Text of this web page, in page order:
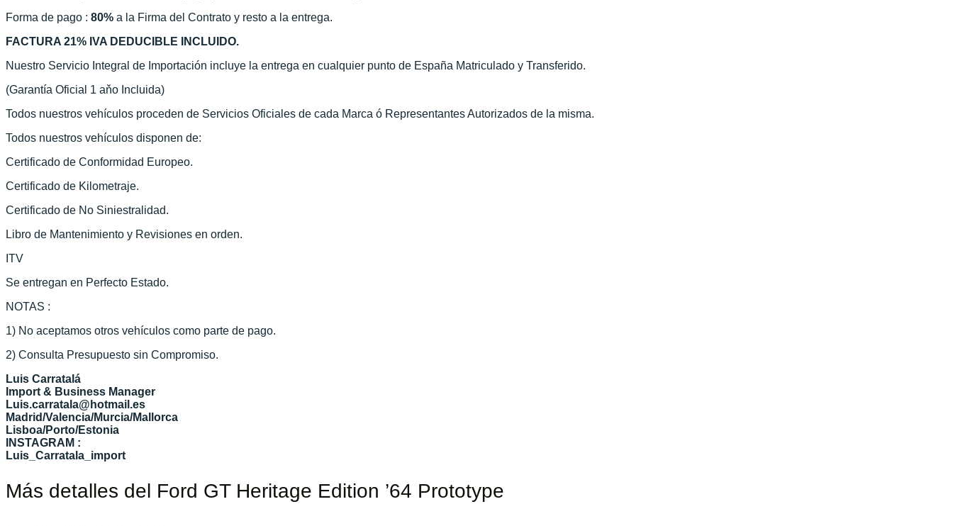
Forma de pago : 80% a la Firma del Contrato y resto a la entrega.
FACTURA 21% IVA DEDUCIBLE INCLUIDO.
Nuestro Servicio Integral de Importación incluye la entrega en cualquier punto de España Matriculado y Transferido.
(Garantía Oficial 1 aňo Incluida)
Todos nuestros vehículos proceden de Servicios Oficiales de cada Marca ó Representantes Autorizados de la misma.
Todos nuestros vehículos disponen de:
Certificado de Conformidad Europeo.
Certificado de Kilometraje.
Certificado de No Siniestralidad.
Libro de Mantenimiento y Revisiones en orden.
ITV
Se entregan en Perfecto Estado.
NOTAS :
1) No aceptamos otros vehículos como parte de pago.
2) Consulta Presupuesto sin Compromiso.
Luis Carratalá
Import & Business Manager
Luis.carratala@hotmail.es
Madrid/Valencia/Murcia/Mallorca
Lisboa/Porto/Estonia
INSTAGRAM :
Luis_Carratala_import
Más detalles del Ford GT Heritage Edition ’64 Prototype